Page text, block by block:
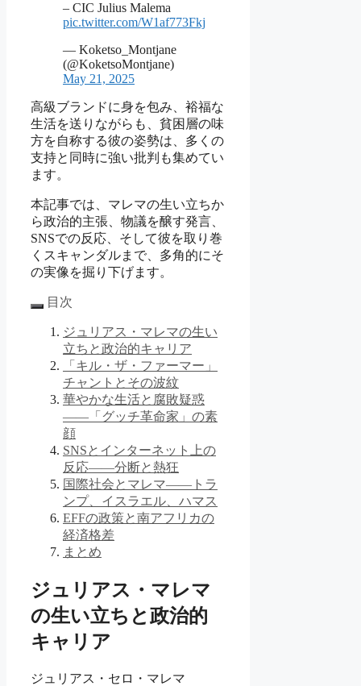
– CIC Julius Malema
pic.twitter.com/W1af773Fkj
— Koketso_Montjane
(@KoketsoMontjane)
May 21, 2025
高級ブランドに身を包み、裕福な
生活を送りながらも、貧困層の味
方を自称する彼の姿勢は、多くの
支持と同時に強い批判も集めてい
ます。
本記事では、マレマの生い立ちか
ら政治的主張、物議を醸す発言、
SNSでの反応、そして彼を取り巻
くスキャンダルまで、多角的にそ
の実像を掘り下げます。
目次
ジュリアス・マレマの生い
立ちと政治的キャリア
「キル・ザ・ファーマー」
チャントとその波紋
華やかな生活と腐敗疑惑
——「グッチ革命家」の素
顔
SNSとインターネット上の
反応——分断と熱狂
国際社会とマレマ——トラ
ンプ、イスラエル、ハマス
EFFの政策と南アフリカの
経済格差
まとめ
ジュリアス・マレマ
の生い立ちと政治的
キャリア
ジュリアス・セロ・マレマ